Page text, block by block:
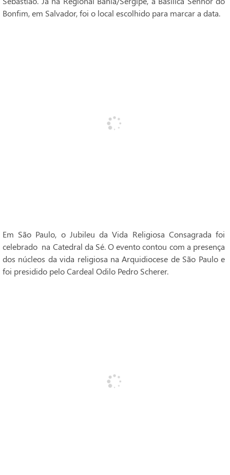
Bonfim, em Salvador, foi o local escolhido para marcar a data.
Em São Paulo, o Jubileu da Vida Religiosa Consagrada foi
celebrado na Catedral da Sé. O evento contou com a presença
dos núcleos da vida religiosa na Arquidiocese de São Paulo e
foi presidido pelo Cardeal Odilo Pedro Scherer.